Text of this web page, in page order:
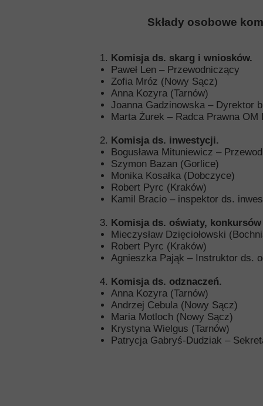
Składy osobowe
Komisja ds. skarg i wniosków.
Paweł Len – Przewodniczący
Zofia Mróz (Nowy Sącz)
Anna Kozyra (Tarnów)
Joanna Gadzinowska – Dyrektor
Marta Żurek – Radca Prawna OM
Komisja ds. inwestycji.
Bogusława Mituniewicz –
Szymon Bazan (Gorlice)
Monika Kosałka (Dobczyce)
Robert Pyrc (Kraków)
Kamil Bracio – inspektor ds.
Komisja ds. oświaty,
Mieczysław Dzięciołowski
Robert Pyrc (Kraków)
Agnieszka Pająk – Instruktor ds.
Komisja ds. odznaczeń.
Anna Kozyra (Tarnów)
Andrzej Cebula (Nowy Sącz)
Maria Motloch (Nowy Sącz)
Krystyna Wielgus (Tarnów)
Patrycja Gabryś-Dudziak –
Komisje
Kolegia
ROD w
Ośrodki